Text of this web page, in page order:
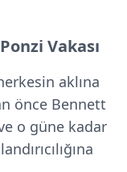
Vakası
aklına
önce Bennett
o güne kadar